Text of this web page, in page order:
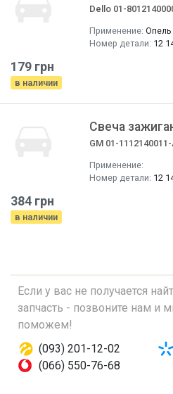
Dello 01-
Применение: Опель
Номер детали: 12
179 грн
в наличии
Свеча
GM 01-
Применение:
Номер детали: 12
384 грн
в наличии
Если у вас не получается
запчасть - позвоните нам и
поможем!
(093) 201-12-02
(066) 550-76-68